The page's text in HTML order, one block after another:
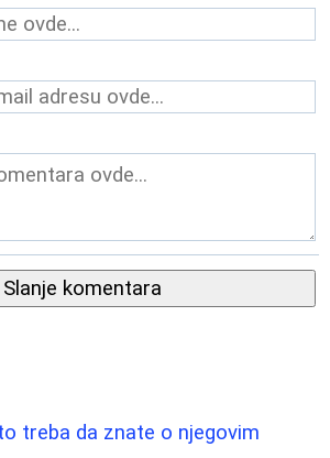
Slanje komentara
treba da znate o njegovim